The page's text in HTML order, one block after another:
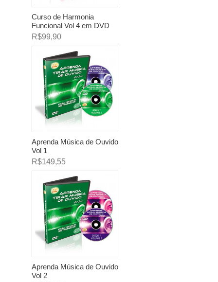
Curso de Harmonia
Funcional Vol 4 em DVD
R$99,90
Aprenda Música de Ouvido
Vol 1
R$149,55
Aprenda Música de Ouvido
Vol 2